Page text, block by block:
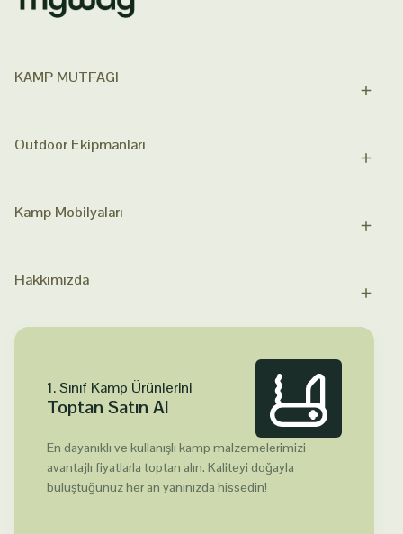
KAMP MUTFAGI
Outdoor Ekipmanları
Kamp Mobilyaları
Hakkımızda
1. Sınıf Kamp Ürünlerini
Toptan Satın Al
En dayanıklı ve kullanışlı kamp malzemelerimizi
avantajlı fiyatlarla toptan alın. Kaliteyi doğayla
buluştuğunuz her an yanınızda hissedin!